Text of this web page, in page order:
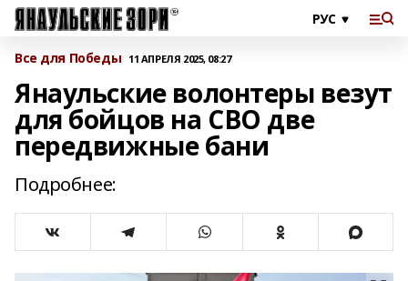
Все для Победы 11 АПРЕЛЯ 2025, 08:27
Янаульские волонтеры везут
для бойцов на СВО две
передвижные бани
Подробнее: